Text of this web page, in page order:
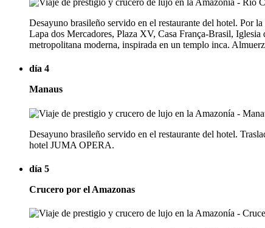
Desayuno brasileño servido en el restaurante del hotel. Por
Lapa dos Mercadores, Plaza XV, Casa França-Brasil,
metropolitana moderna, inspirada en un templo inca.
día 4
Manaus
Desayuno brasileño servido en el restaurante del hotel.
hotel JUMA OPERA.
día 5
Crucero por el Amazonas